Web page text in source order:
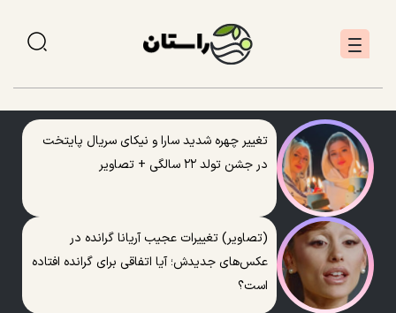
تغییر چهره شدید سارا و نیکای سریال پایتخت
در جشن تولد ۲۲ سالگی + تصاویر
(تصاویر) تغییرات عجیب آریانا گرانده در
عکس‌های جدیدش؛ آیا اتفاقی برای گرانده افتاده
است؟